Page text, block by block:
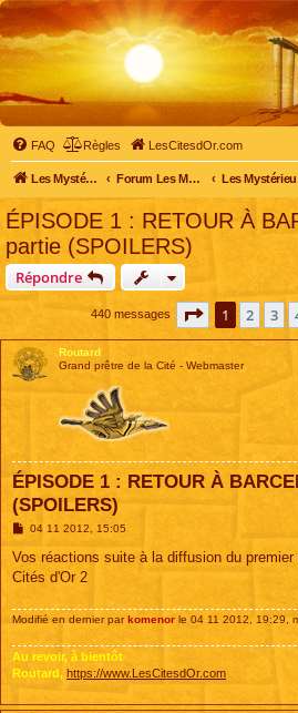
FAQ Règles LesCitesdOr.com
Les Mystérieuses Cités d'Or - LesCitesdOr.com Forum Les Mystérieuses Cités d'Or
ÉPISODE 1 : RETOUR À
partie (SPOILERS)
Répondre
440 messages Page 1sur44
1 2 3
Routard
Grand prêtre de la Cité - Webmaster
ÉPISODE 1 : RETOUR À
(SPOILERS)
M
s
a
e
04 11 2012, 15:05
Vos réactions suite à la diffusion du
Cités d'Or 2
Modifié en dernier parkomenor le 04 11 2012, 19:29,
Au revoir, à bientôt
Routard, https://www.LesCitesdOr.com